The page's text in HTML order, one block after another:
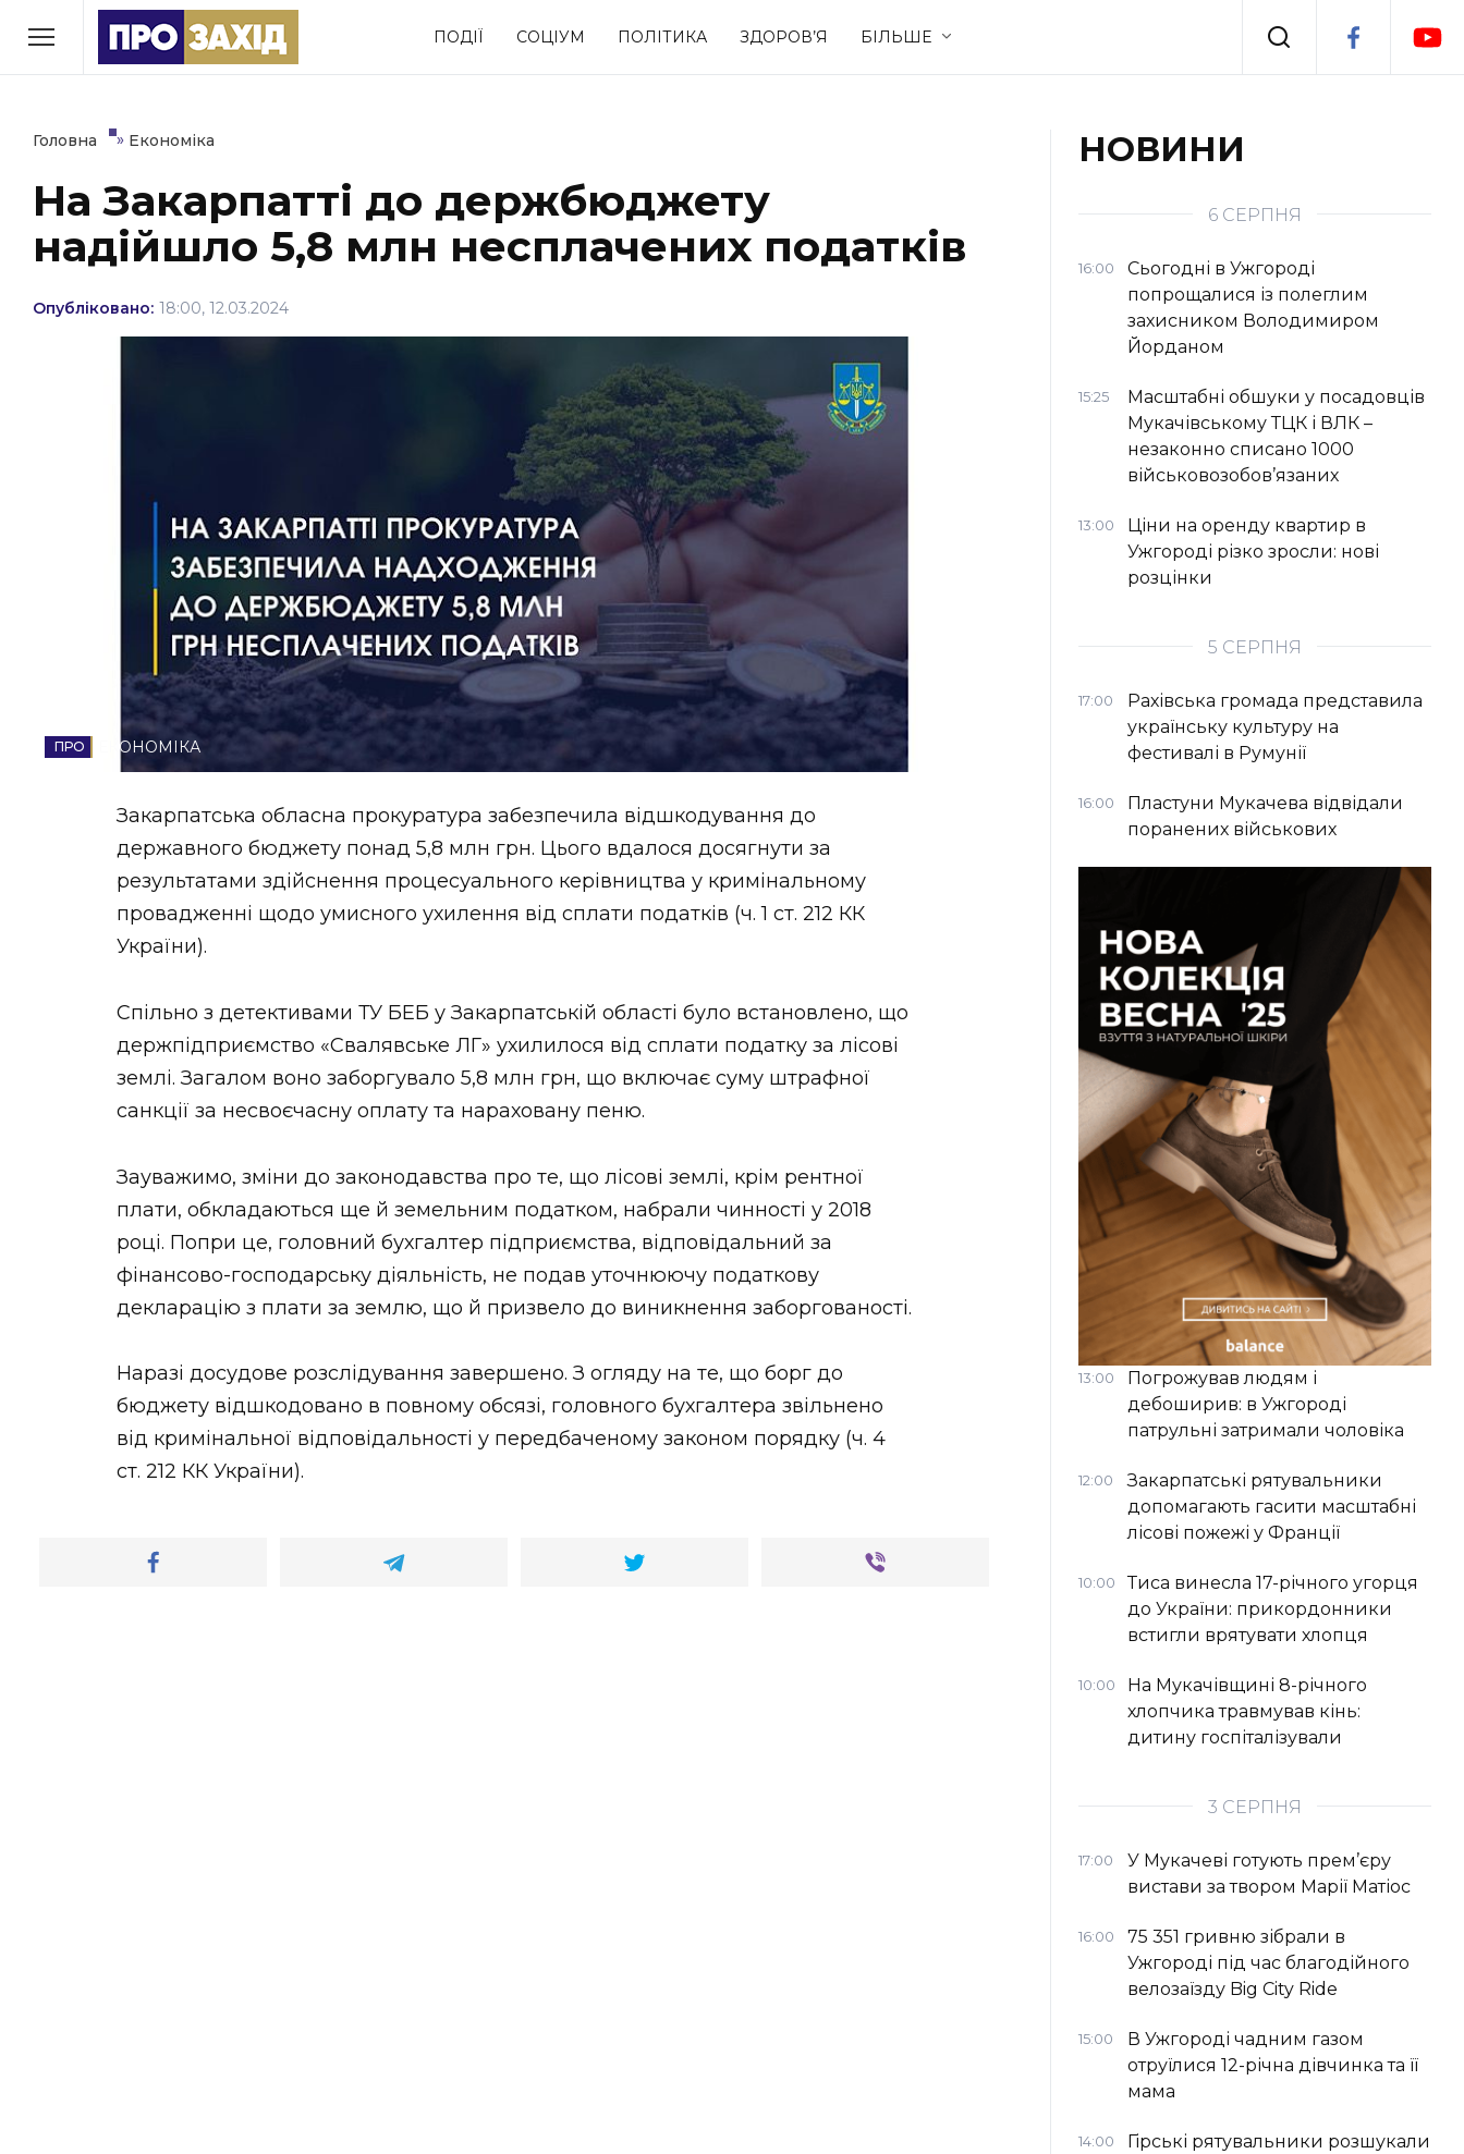
ПОДІЇ СОЦІУМ ПОЛІТИКА ЗДОРОВ’Я БІЛЬШЕ
РУБРИКИ
Економіка Події
Політика Соціум Спорт
Втрачений Ужгород
(відеоверсія)
НОВИНИ ЗАХІДНОЇ УКРАЇНИ
ВІДЕО
Головна » Економіка
На Закарпатті до держбюджету
надійшло 5,8 млн несплачених податків
Опубліковано: 18:00, 12.03.2024
ЕКОНОМІКА
Закарпатська обласна прокуратура забезпечила відшкодування до
державного бюджету понад 5,8 млн грн. Цього вдалося досягнути за
результатами здійснення процесуального керівництва у кримінальному
провадженні щодо умисного ухилення від сплати податків (ч. 1 ст. 212 КК
України).
Спільно з детективами ТУ БЕБ у Закарпатській області було встановлено, що
держпідприємство «Свалявське ЛГ» ухилилося від сплати податку за лісові
землі. Загалом воно заборгувало 5,8 млн грн, що включає суму штрафної
санкції за несвоєчасну оплату та нараховану пеню.
Зауважимо, зміни до законодавства про те, що лісові землі, крім рентної
плати, обкладаються ще й земельним податком, набрали чинності у 2018
році. Попри це, головний бухгалтер підприємства, відповідальний за
фінансово-господарську діяльність, не подав уточнюючу податкову
декларацію з плати за землю, що й призвело до виникнення заборгованості.
Наразі досудове розслідування завершено. З огляду на те, що борг до
бюджету відшкодовано в повному обсязі, головного бухгалтера звільнено
від кримінальної відповідальності у передбаченому законом порядку (ч. 4
ст. 212 КК України).
НОВИНИ
6 СЕРПНЯ
16:00
Сьогодні в Ужгороді
попрощалися із полеглим
захисником Володимиром
Йорданом
15:25
Масштабні обшуки у посадовців
Мукачівському ТЦК і ВЛК –
незаконно списано 1000
військовозобов’язаних
13:00
Ціни на оренду квартир в
Ужгороді різко зросли: нові
розцінки
5 СЕРПНЯ
17:00
Рахівська громада представила
українську культуру на
фестивалі в Румунії
16:00
Пластуни Мукачева відвідали
поранених військових
13:00
Погрожував людям і
дебоширив: в Ужгороді
патрульні затримали чоловіка
12:00
Закарпатські рятувальники
допомагають гасити масштабні
лісові пожежі у Франції
10:00
Тиса винесла 17-річного угорця
до України: прикордонники
встигли врятувати хлопця
10:00
На Мукачівщині 8-річного
хлопчика травмував кінь:
дитину госпіталізували
3 СЕРПНЯ
17:00
У Мукачеві готують прем’єру
вистави за твором Марії Матіос
16:00
75 351 гривню зібрали в
Ужгороді під час благодійного
велозаїзду Big Сity Ride
15:00
В Ужгороді чадним газом
отруїлися 12-річна дівчинка та її
мама
14:00
Гірські рятувальники розшукали